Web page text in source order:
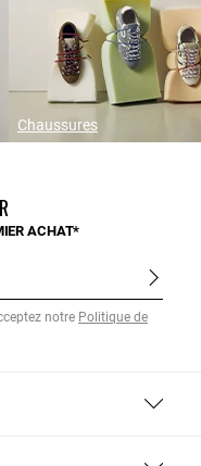
Chaussures
ACHAT*
notre Politique de